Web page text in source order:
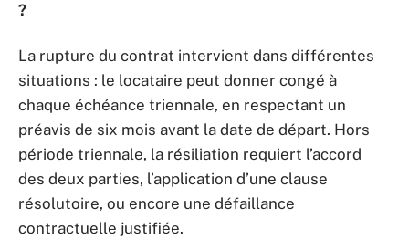
?
La rupture du contrat intervient dans différentes
situations : le locataire peut donner congé à
chaque échéance triennale, en respectant un
préavis de six mois avant la date de départ. Hors
période triennale, la résiliation requiert l’accord
des deux parties, l’application d’une clause
résolutoire, ou encore une défaillance
contractuelle justifiée.